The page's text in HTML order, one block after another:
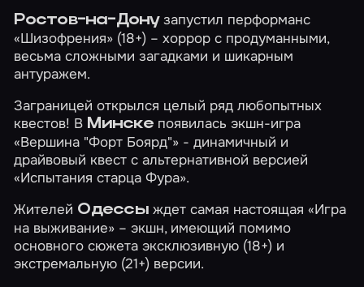
Ростов-на-Донузапустил перформанс
«Шизофрения» (18+) – хоррор с продуманными,
весьма сложными загадками и шикарным
антуражем.
Заграницей открылся целый ряд любопытных
квестов! В Минскепоявилась экшн-игра
«Вершина "Форт Боярд"» - динамичный и
драйвовый квест с альтернативной версией
«Испытания старца Фура».
Жителей Одессыждет самая настоящая «Игра
на выживание» – экшн, имеющий помимо
основного сюжета эксклюзивную (18+) и
экстремальную (21+) версии.